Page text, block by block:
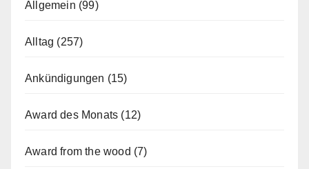
Allgemein (99)
Alltag (257)
Ankündigungen (15)
Award des Monats (12)
Award from the wood (7)